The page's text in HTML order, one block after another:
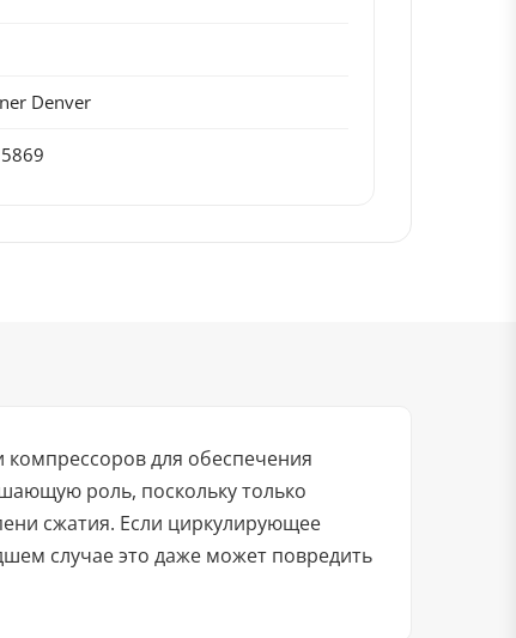
Denver
для обеспечения
роль, поскольку только
сжатия. Если циркулирующее
случае это даже может повредить